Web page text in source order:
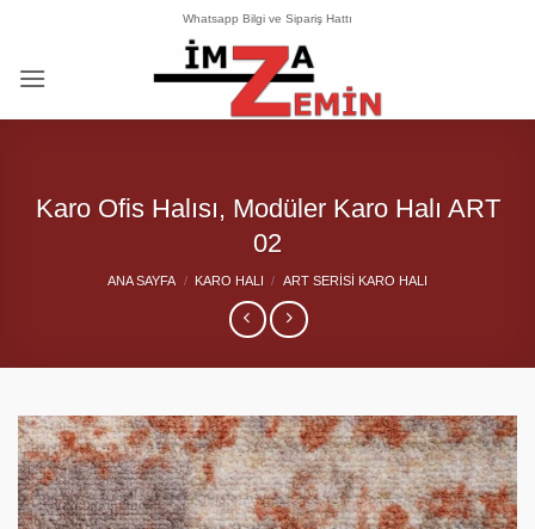
Whatsapp Bilgi ve Sipariş Hattı
Karo Ofis Halısı, Modüler Karo Halı ART
02
ANA SAYFA / KARO HALI / ART SERISI KARO HALI